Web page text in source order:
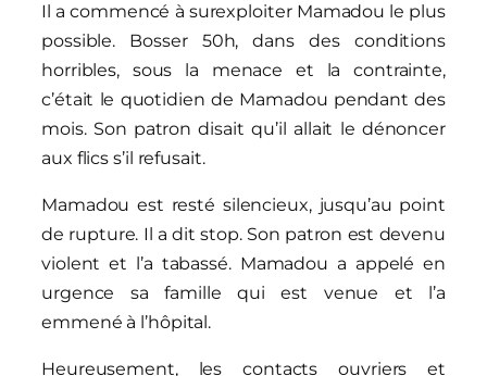
Il a commencé à surexploiter Mamadou le plus
possible. Bosser 50h, dans des conditions
horribles, sous la menace et la contrainte,
c’était le quotidien de Mamadou pendant des
mois. Son patron disait qu’il allait le dénoncer
aux flics s’il refusait.
Mamadou est resté silencieux, jusqu’au point
de rupture. Il a dit stop. Son patron est devenu
violent et l’a tabassé. Mamadou a appelé en
urgence sa famille qui est venue et l’a
emmené à l’hôpital.
Heureusement, les contacts ouvriers et